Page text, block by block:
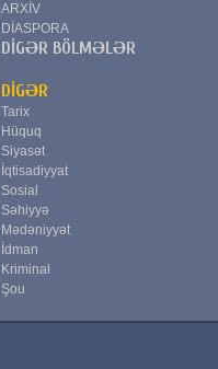
ARXİV
DİASPORA
DİGƏR BÖLMƏLƏR
DİGƏR
Tarix
Hüquq
Siyasət
İqtisadiyyat
Sosial
Səhiyyə
Mədəniyyət
İdman
Kriminal
Şou